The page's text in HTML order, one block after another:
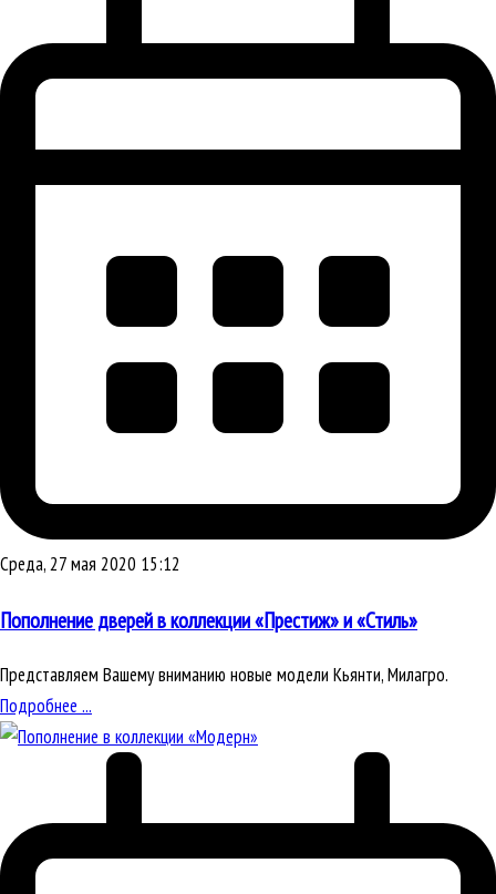
Среда, 27 мая 2020 15:12
Пополнение дверей в коллекции «Престиж» и «Стиль»
Представляем Вашему вниманию новые модели Кьянти, Милагро.
Подробнее ...